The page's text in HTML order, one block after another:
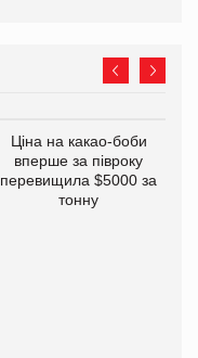
Ціна на какао-боби
вперше за півроку
перевищила $5000 за
тонну